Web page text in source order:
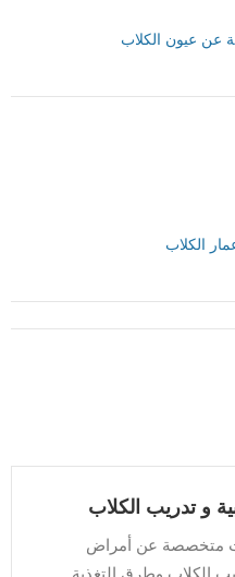
عن عيون الكلاب
الكلاب
متخصصة عن أمراض